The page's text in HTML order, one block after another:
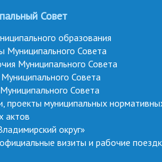
Совет
образования
Муниципального Совета
Муниципального Совета
Совета
Совета
проекты муниципальных
актов
округ»
визиты и рабочие